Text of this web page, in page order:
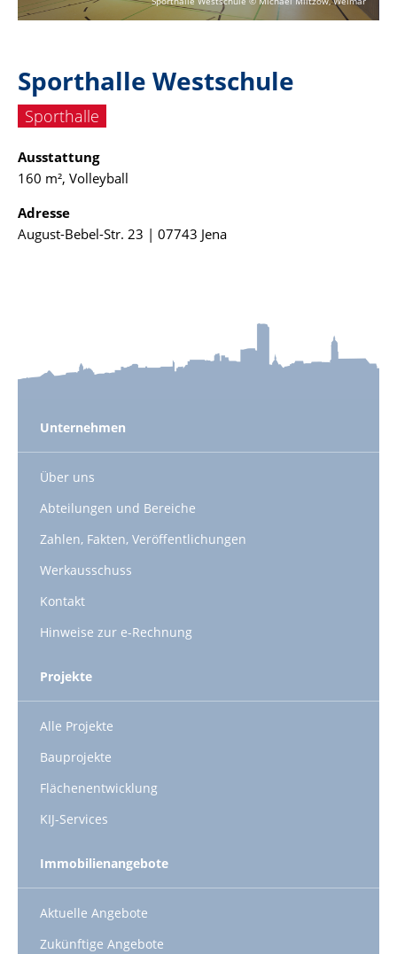
Sporthalle Westschule
Sporthalle
Ausstattung
160 m², Volleyball
Adresse
August-Bebel-Str. 23 | 07743 Jena
Unternehmen
Über uns
Abteilungen und Bereiche
Zahlen, Fakten, Veröffentlichungen
Werkausschuss
Kontakt
Hinweise zur e-Rechnung
Projekte
Alle Projekte
Bauprojekte
Flächenentwicklung
KIJ-Services
Immobilienangebote
Aktuelle Angebote
Zukünftige Angebote